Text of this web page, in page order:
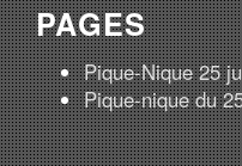
PAGES
Pique-Nique 25
Pique-nique du